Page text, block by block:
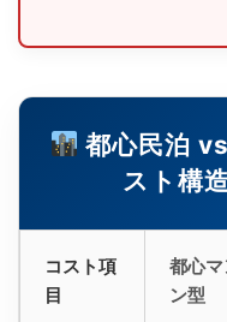
都心民泊 vs
スト構
コスト項
目
都心マ
ン型